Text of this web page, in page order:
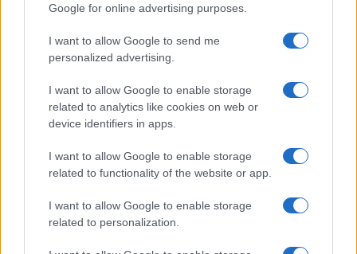
Google for online advertising purposes.
I want to allow Google to send me
personalized advertising.
I want to allow Google to enable storage
related to analytics like cookies on web or
device identifiers in apps.
I want to allow Google to enable storage
related to functionality of the website or app.
I want to allow Google to enable storage
related to personalization.
Giovannimaria Cabras
Invia un Comunicato Stampa